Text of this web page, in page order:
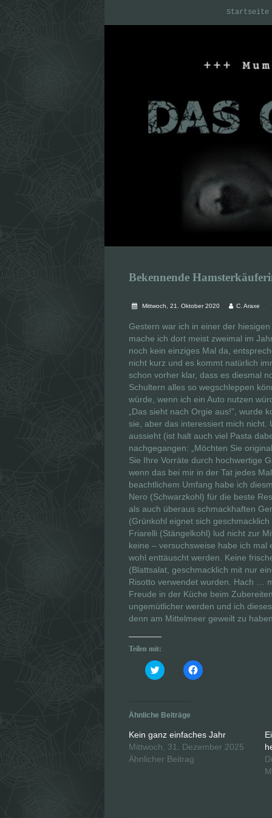
Startseite
Bekennende
Mittwoch, 21. Oktober 2020 C. Araxe
Gestern war ich in einer der
mache ich dort meist zweimal im
noch kein einziges Mal da,
nicht kurz und es kommt natürlich
schon vorher klar, dass es diesmal
Schultern alles so wegschleppen
würde, wenn ich ein Auto nutzen
„Das sieht nach Orgie aus!”, wurde
sie, aber das interessiert mich nicht.
aussieht (ist halt auch viel Pasta
nachgegangen: „Möchten Sie
Sie Ihre Vorräte durch hochwertige
wenn das bei mir in der Tat jedes
beachtlichem Umfang habe ich
Nero (Schwarzkohl) für die beste
als auch überaus schmackhaften
(Grünkohl eignet sich
Friarelli (Stängelkohl) lud nicht zur
keine – versuchsweise habe ich
wohl enttäuscht werden. Keine
(Blattsalat, geschmacklich mit nur
Risotto verwendet wurden. Hach …
Freude in der Küche beim
ungemütlicher werden und ich
denn am Mittelmeer geweilt zu
Teilen mit:
K
l
u
m
b
e
r
T
w
K
l
u
f
F
Ähnliche Beiträge
Kein ganz einfaches Jahr
Mittwoch, 31. Dezember 2025
Ähnlicher Beitrag